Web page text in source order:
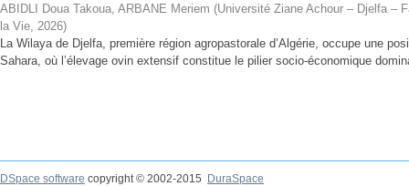
ABIDLI Doua Takoua, ARBANE Meriem (Université Ziane Achour – Djelfa –
la Vie, 2026)
La Wilaya de Djelfa, première région agropastorale d’Algérie, occupe une
Sahara, où l’élevage ovin extensif constitue le pilier socio-économique
DSpace software copyright © 2002-2015
DuraSpace